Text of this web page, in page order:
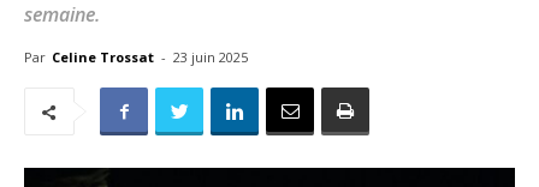
semaine.
Par Celine Trossat - 23 juin 2025